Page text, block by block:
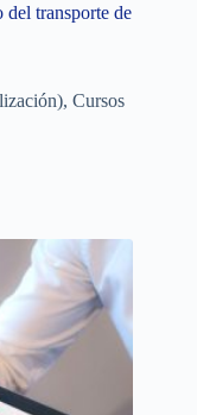
del transporte de
, Cursos